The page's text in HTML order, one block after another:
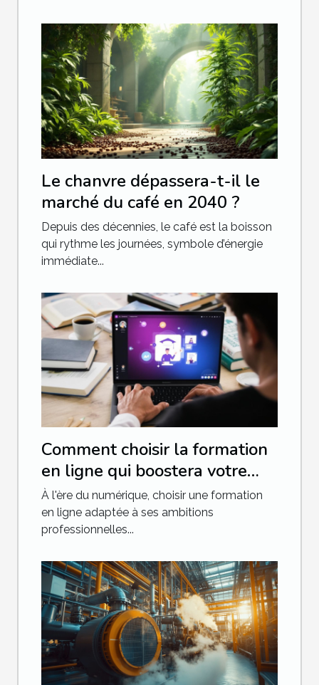
Le chanvre dépassera-t-il le
marché du café en 2040 ?
Depuis des décennies, le café est la boisson
qui rythme les journées, symbole d’énergie
immédiate...
Comment choisir la formation
en ligne qui boostera votre
carrière
À l'ère du numérique, choisir une formation
en ligne adaptée à ses ambitions
professionnelles...